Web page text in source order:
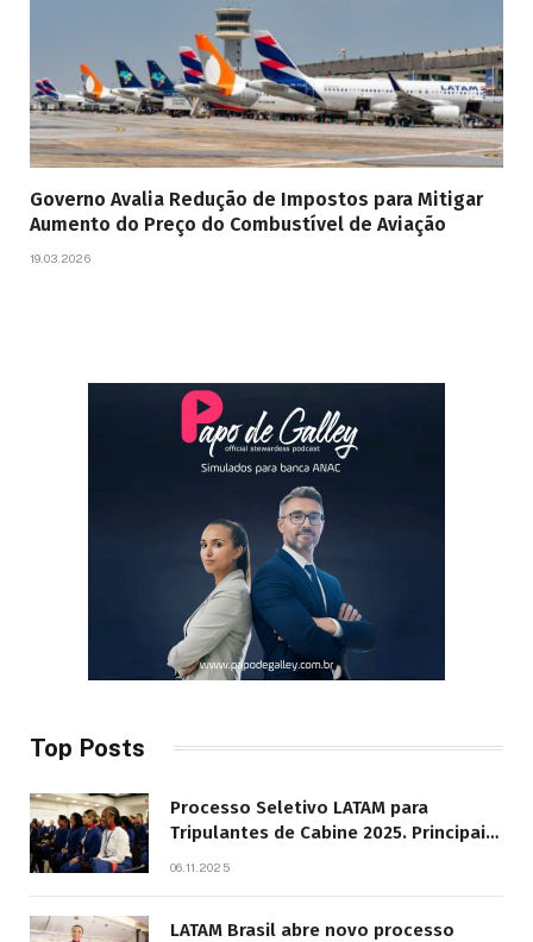
Governo Avalia Redução de Impostos para Mitigar
Aumento do Preço do Combustível de Aviação
19.03.2026
Top Posts
Processo Seletivo LATAM para
Tripulantes de Cabine 2025. Principais
06.11.2025
LATAM Brasil abre novo processo